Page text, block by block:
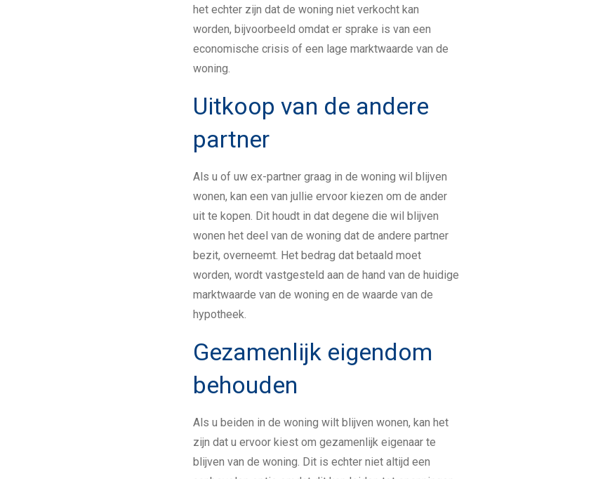
het echter zijn dat de woning niet verkocht kan
worden, bijvoorbeeld omdat er sprake is van een
economische crisis of een lage marktwaarde van de
woning.
Uitkoop van de andere
partner
Als u of uw ex-partner graag in de woning wil blijven
wonen, kan een van jullie ervoor kiezen om de ander
uit te kopen. Dit houdt in dat degene die wil blijven
wonen het deel van de woning dat de andere partner
bezit, overneemt. Het bedrag dat betaald moet
worden, wordt vastgesteld aan de hand van de huidige
marktwaarde van de woning en de waarde van de
hypotheek.
Gezamenlijk eigendom
behouden
Als u beiden in de woning wilt blijven wonen, kan het
zijn dat u ervoor kiest om gezamenlijk eigenaar te
blijven van de woning. Dit is echter niet altijd een